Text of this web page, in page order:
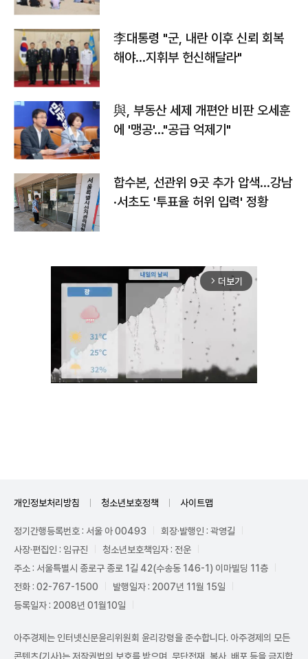
李대통령 "군, 내란 이후 신뢰 회복
해야…지휘부 헌신해달라"
與, 부동산 세제 개편안 비판 오세훈
에 '맹공'…"공급 억제기"
합수본, 선관위 9곳 추가 압색…강남
·서초도 '투표율 허위 입력' 정황
arrow_forward_ios 더보기
개인정보처리방침 청소년보호정책 사이트맵
정기간행등록번호 : 서울 아 00493
회장·발행인 : 곽영길
사장·편집인 : 임규진
청소년보호책임자 : 전운
주소 : 서울특별시 종로구 종로 1길 42(수송동 146-1) 이마빌딩 11층
전화 : 02-767-1500
발행일자 : 2007년 11월 15일
등록일자 : 2008년 01월10일
아주경제는 인터넷신문윤리위원회 윤리강령을 준수합니다. 아주경제의 모든
콘텐츠(기사)는 저작권법의 보호를 받으며, 무단전재, 복사, 배포 등을 금지합